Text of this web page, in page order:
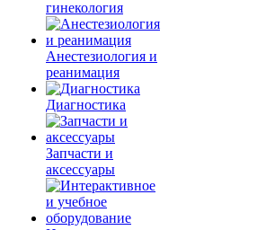
гинекология
Анестезиология и
реанимация
Диагностика
Запчасти и
аксессуары